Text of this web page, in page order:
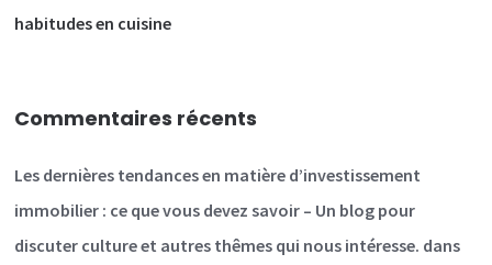
habitudes en cuisine
Commentaires récents
Les dernières tendances en matière d’investissement
immobilier : ce que vous devez savoir – Un blog pour
discuter culture et autres thêmes qui nous intéresse. dans